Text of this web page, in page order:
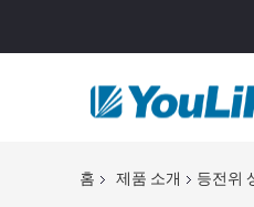
홈 제품 소개 등전위